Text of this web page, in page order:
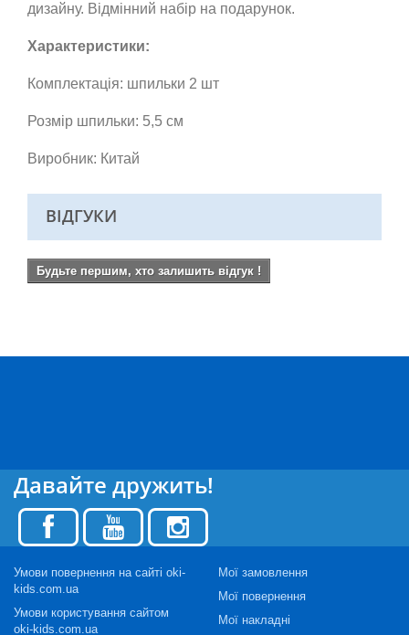
дизайну. Відмінний набір на подарунок.
Характеристики:
Комплектація: шпильки 2 шт
Розмір шпильки: 5,5 см
Виробник: Китай
ВІДГУКИ
Будьте першим, хто залишить відгук !
Давайте дружить!
Умови повернення на сайті oki-
kids.com.ua
Умови користування сайтом
oki-kids.com.ua
Мої замовлення
Мої повернення
Мої накладні